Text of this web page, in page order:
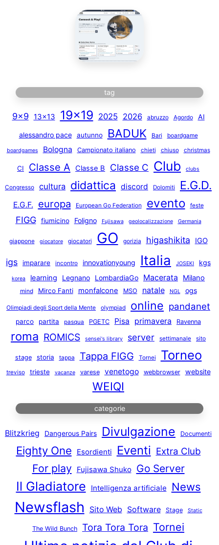
tag
9×9 13×13 19×19 2025 2026 abruzzo Agordo AI
alessandro pace autunno BADUK Bari boardgame
boardgames Bologna Campionato italiano chieti chiuso christmas
CI Classe A Classe B Classe C Club clubs
Congresso cultura didattica discord Dolomiti E.G.D.
E.G.F. europa European Go Federation evento feste
FIGG fiumicino Foligno Fujisawa geolocalizzazione Germania
giappone giocatore giocatori GO gorizia higashikita IGO
igs imparare incontro innovationyoung Italia JOSEKI kgs
korea learning Legnano LombardiaGo Macerata Milano
mind Mirco Fanti monfalcone MSO natale NGL ogs
Olimpiadi degli Sport della Mente olympiad online pandanet
parco partita pasqua PGETC Pisa primavera Ravenna
roma ROMICS sensei's library server settimanale sito
stage storia tappa Tappa FIGG Tornei Torneo
treviso trieste vacanze varese venetogo webbrowser website
WEIQI
categorie
Blitzkrieg Dangerous Pairs Divulgazione Documenti
Eighty One Esordienti Eventi Extra Club
For play Fujisawa Shuko Go Server
Il Gladiatore Intelligenza artificiale News
Newsflash Sito Web Software Stage Static
The Wild Bunch Tora Tora Tora Tornei